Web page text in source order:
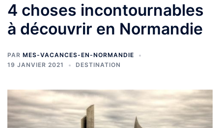
4 choses incontournables
à découvrir en Normandie
PAR MES-VACANCES-EN-NORMANDIE
19 JANVIER 2021
DESTINATION